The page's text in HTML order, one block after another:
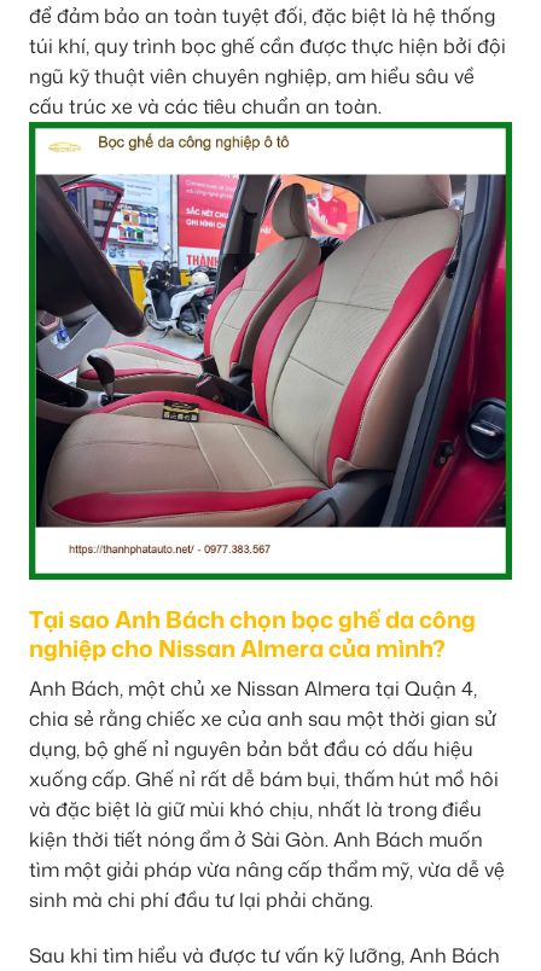
để đảm bảo an toàn tuyệt đối, đặc biệt là hệ thống
túi khí, quy trình bọc ghế cần được thực hiện bởi đội
ngũ kỹ thuật viên chuyên nghiệp, am hiểu sâu về
cấu trúc xe và các tiêu chuẩn an toàn.
Tại sao Anh Bách chọn bọc ghế da công
nghiệp cho Nissan Almera của mình?
Anh Bách, một chủ xe Nissan Almera tại Quận 4,
chia sẻ rằng chiếc xe của anh sau một thời gian sử
dụng, bộ ghế nỉ nguyên bản bắt đầu có dấu hiệu
xuống cấp. Ghế nỉ rất dễ bám bụi, thấm hút mồ hôi
và đặc biệt là giữ mùi khó chịu, nhất là trong điều
kiện thời tiết nóng ẩm ở Sài Gòn. Anh Bách muốn
tìm một giải pháp vừa nâng cấp thẩm mỹ, vừa dễ vệ
sinh mà chi phí đầu tư lại phải chăng.
Sau khi tìm hiểu và được tư vấn kỹ lưỡng, Anh Bách